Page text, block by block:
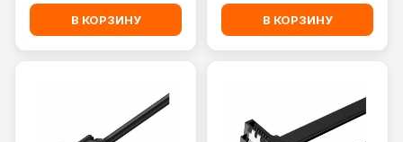
В КОРЗИНУ В КОРЗИНУ